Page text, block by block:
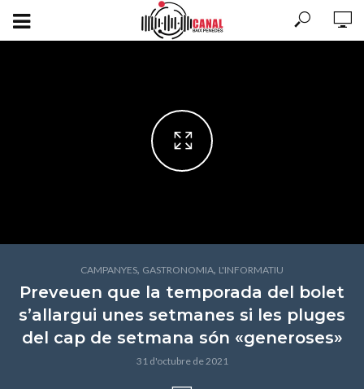
CAMPANYES, GASTRONOMIA, L'INFORMATIU
Preveuen que la temporada del bolet
s’allargui unes setmanes si les pluges
del cap de setmana són «generoses»
31 d'octubre de 2021